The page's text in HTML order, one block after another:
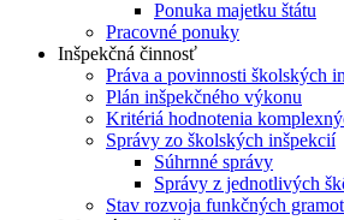
Ponuka majetku štátu
Pracovné ponuky
Inšpekčná činnosť
Práva a povinnosti školských
Plán inšpekčného výkonu
Kritériá hodnotenia
Správy zo školských inšpekcií
Súhrnné správy
Správy z jednotlivých
Stav rozvoja funkčných